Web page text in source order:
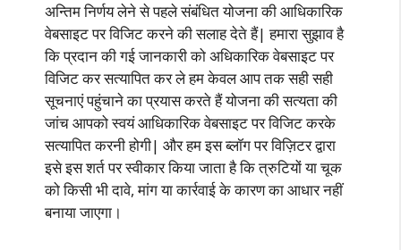
अन्तिम निर्णय लेने से पहले संबंधित योजना की आधिकारिक
वेबसाइट पर विजिट करने की सलाह देते हैं| हमारा सुझाव है
कि प्रदान की गई जानकारी को अधिकारिक वेबसाइट पर
विजिट कर सत्यापित कर ले हम केवल आप तक सही सही
सूचनाएं पहुंचाने का प्रयास करते हैं योजना की सत्यता की
जांच आपको स्वयं आधिकारिक वेबसाइट पर विजिट करके
सत्यापित करनी होगी| और हम इस ब्लॉग पर विज़िटर द्वारा
इसे इस शर्त पर स्वीकार किया जाता है कि त्रुटियों या चूक
को किसी भी दावे, मांग या कार्रवाई के कारण का आधार नहीं
बनाया जाएगा।